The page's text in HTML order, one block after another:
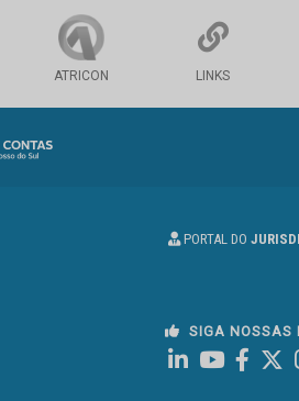
ATRICON LINKS
PORTAL DO
SIGA NOSSAS
Linked In
Youtube